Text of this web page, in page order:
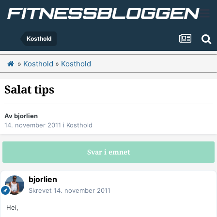
Kosthold
» Kosthold » Kosthold
Salat tips
Avbjorlien
14. november 2011 i Kosthold
Svar i emnet
bjorlien
Skrevet 14. november 2011
Hei,